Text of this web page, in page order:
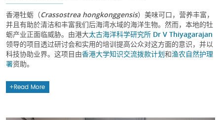
香港牡蛎（Crassostrea hongkonggensis）美味可口，营养丰富，
并且有助於清洁和丰富我们后海湾水域的海洋生物。然而，本地的牡
蛎产业正面临威胁。由港大太古海洋科学研究所 Dr V Thiyagarajan
领导的项目透过研讨会和实用的培训提高公众对这方面的意识，并以
科技协助业界。这项目由香港大学知识交流拨款计划和渔农自然护理
署资助。
Read More